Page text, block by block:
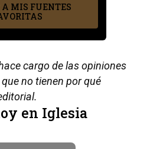
MIS FUENTES
cargo de las opiniones
no tienen por qué
en Iglesia